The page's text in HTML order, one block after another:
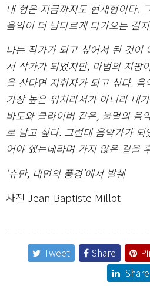
내 형은 지금까지도 현재형이다.
음악이 더 남다르게 다가오는 걸
나는 작가가 되고 싶어서 된 것이
서 작가가 되었지만, 마법의 지팡
을 산다면 지휘자가 되고 싶다.
가장 높은 위치라서가 아니라 내
바도와 클라이버 같은, 불멸의 음
로 남고 싶다. 그런데 음악가가 되
어야 했는데라며 가지 않은 길을
‘슈만, 내면의 풍경’에서 발췌
사진 Jean-Baptiste Millot
Tweet Share
Share